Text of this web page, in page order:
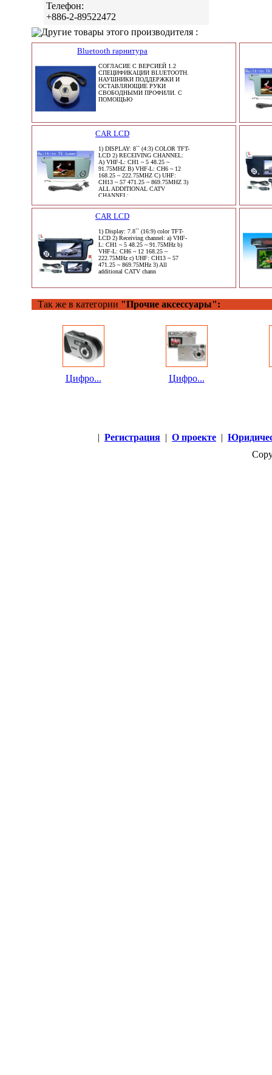
Телефон:
+886-2-89522472
Другие товары этого производителя :
Bluetooth гарнитура
СОГЛАСИЕ С ВЕРСИЕЙ 1.2
СПЕЦИФИКАЦИИ BLUETOOTH.
НАУШНИКИ ПОДДЕРЖКИ И
ОСТАВЛЯЮЩИЕ РУКИ
СВОБОДНЫМИ ПРОФИЛИ. С
ПОМОЩЬЮ
CAR LCD
1) DISPLAY: 8`` (4:3) COLOR TFT-
LCD 2) RECEIVING CHANNEL:
A) VHF-L: CH1 ~ 5 48.25 ~
91.75MHZ B) VHF-L: CH6 ~ 12
168.25 ~ 222.75MHZ C) UHF:
CH13 ~ 57 471.25 ~ 869.75MHZ 3)
ALL ADDITIONAL CATV
CHANNEL:
CAR LCD
1) Display: 7.8`` (16:9) color TFT-
LCD 2) Receiving channel: a) VHF-
L: CH1 ~ 5 48.25 ~ 91.75MHz b)
VHF-L: CH6 ~ 12 168.25 ~
222.75MHz c) UHF: CH13 ~ 57
471.25 ~ 869.75MHz 3) All
additional CATV chann
Так же в категории "Прочие аксессуары":
Цифро... Цифро...
| Регистрация | О проекте |